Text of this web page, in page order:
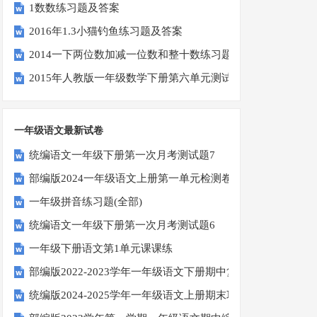
1数数练习题及答案
2016年1.3小猫钓鱼练习题及答案
2014一下两位数加减一位数和整十数练习题四
2015年人教版一年级数学下册第六单元测试题
一年级语文最新试卷
统编语文一年级下册第一次月考测试题7
部编版2024一年级语文上册第一单元检测卷
一年级拼音练习题(全部)
统编语文一年级下册第一次月考测试题6
一年级下册语文第1单元课课练
部编版2022-2023学年一年级语文下册期中复习卷
统编版2024-2025学年一年级语文上册期末巩固测试卷